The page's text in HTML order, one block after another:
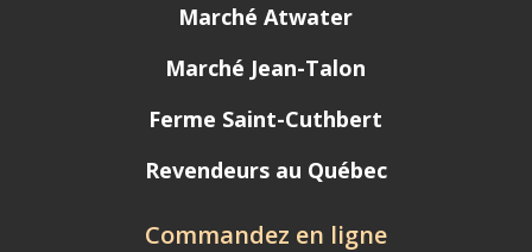
Marché Atwater
Marché Jean-Talon
Ferme Saint-Cuthbert
Revendeurs au Québec
Commandez en ligne